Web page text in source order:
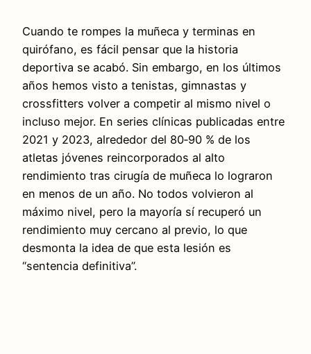
Cuando te rompes la muñeca y terminas en
quirófano, es fácil pensar que la historia
deportiva se acabó. Sin embargo, en los últimos
años hemos visto a tenistas, gimnastas y
crossfitters volver a competir al mismo nivel o
incluso mejor. En series clínicas publicadas entre
2021 y 2023, alrededor del 80‑90 % de los
atletas jóvenes reincorporados al alto
rendimiento tras cirugía de muñeca lo lograron
en menos de un año. No todos volvieron al
máximo nivel, pero la mayoría sí recuperó un
rendimiento muy cercano al previo, lo que
desmonta la idea de que esta lesión es
“sentencia definitiva”.